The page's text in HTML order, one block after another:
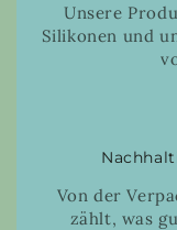
Unsere
Silikonen und
Von der
zählt, was